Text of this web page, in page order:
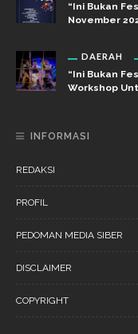
“Ini Bukan
November
DAERAH
“Ini Bukan
Workshop
INFORMASI
REDAKSI
PROFIL
PEDOMAN MEDIA SIBER
DISCLAIMER
COPYRIGHT